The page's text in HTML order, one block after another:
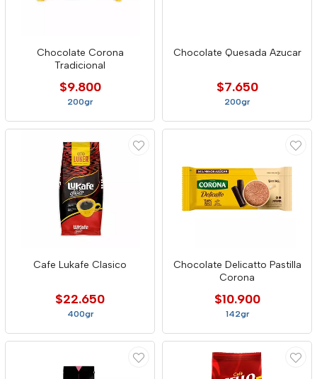
Chocolate Corona
Tradicional
$9.800
200gr
Chocolate Quesada Azucar
$7.650
200gr
Cafe Lukafe Clasico
$22.650
400gr
Chocolate Delicatto Pastilla
Corona
$10.900
142gr